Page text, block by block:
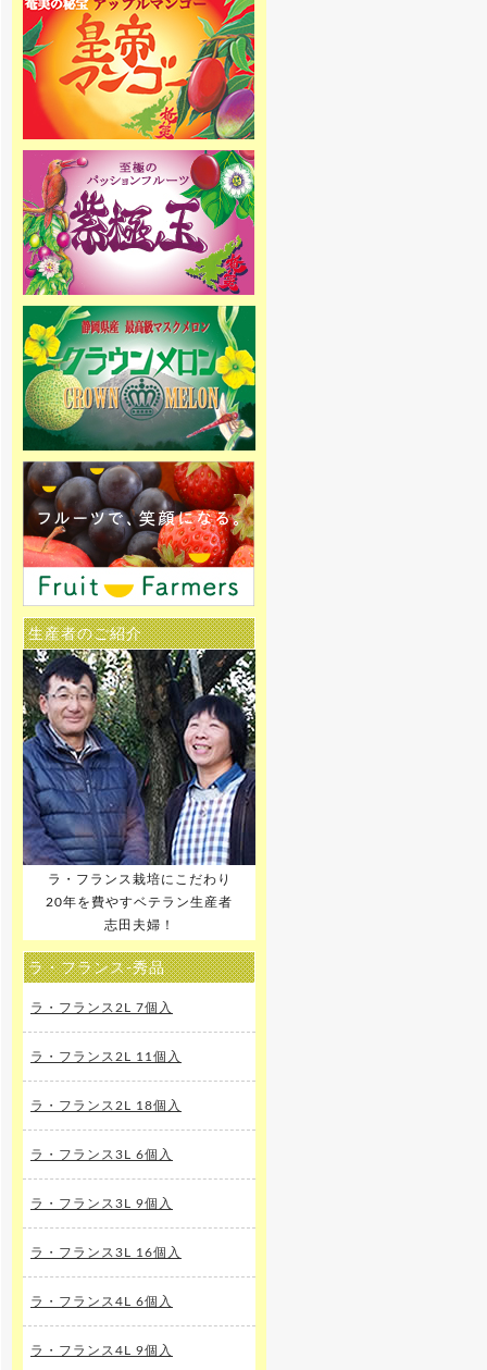
生産者のご紹介
ラ・フランス栽培にこだわり
20年を費やすベテラン生産者
志田夫婦！
ラ・フランス-秀品
ラ・フランス2L 7個入
ラ・フランス2L 11個入
ラ・フランス2L 18個入
ラ・フランス3L 6個入
ラ・フランス3L 9個入
ラ・フランス3L 16個入
ラ・フランス4L 6個入
ラ・フランス4L 9個入